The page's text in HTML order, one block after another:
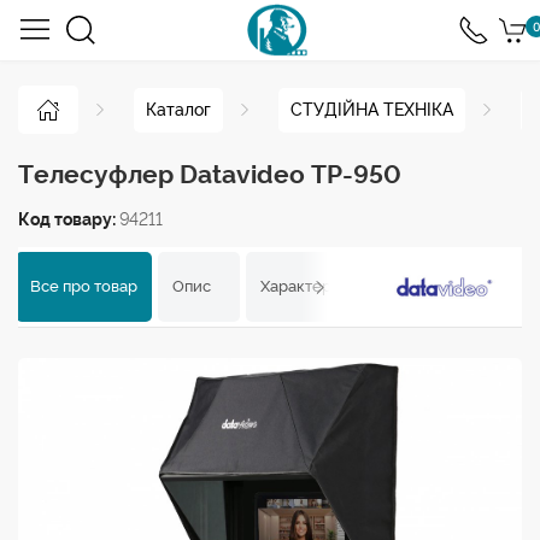
0
Каталог СТУДІЙНА ТЕХНІКА
Телесуфлер Datavideo TP-950
Код товару:94211
Все про товар Опис Характеристики Відгуки